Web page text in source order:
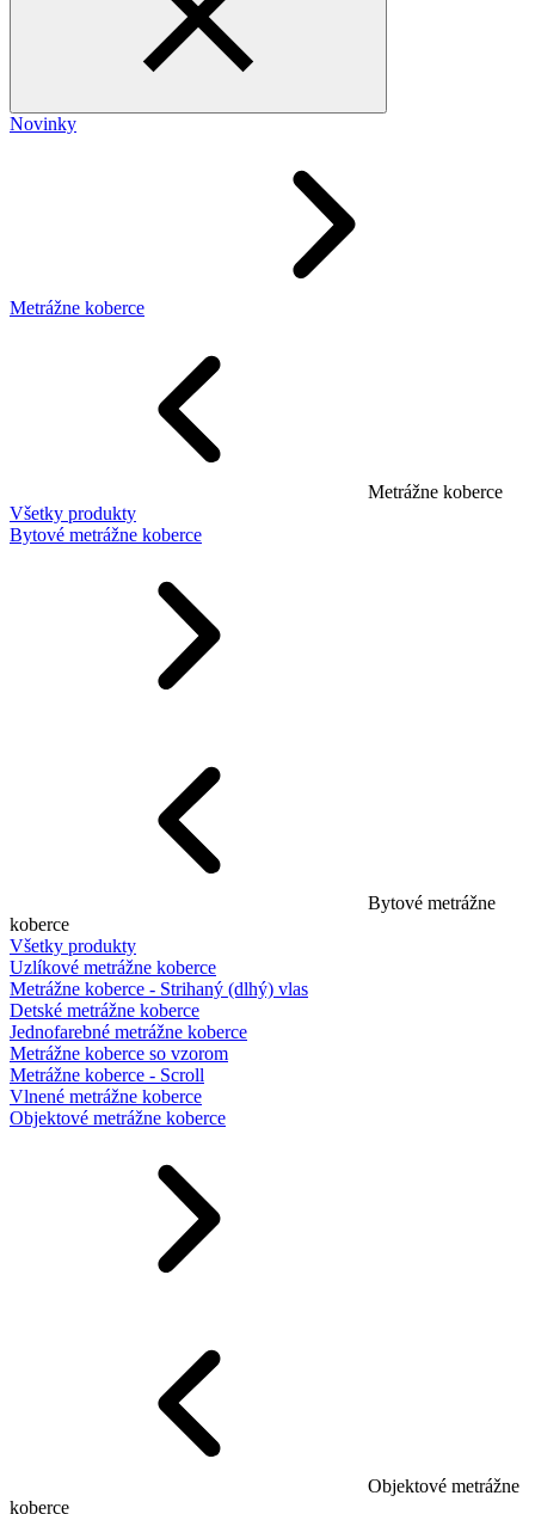
Novinky
Metrážne koberce
Metrážne koberce
Všetky produkty
Bytové metrážne koberce
Bytové metrážne
koberce
Všetky produkty
Uzlíkové metrážne koberce
Metrážne koberce - Strihaný (dlhý) vlas
Detské metrážne koberce
Jednofarebné metrážne koberce
Metrážne koberce so vzorom
Metrážne koberce - Scroll
Vlnené metrážne koberce
Objektové metrážne koberce
Objektové metrážne
koberce